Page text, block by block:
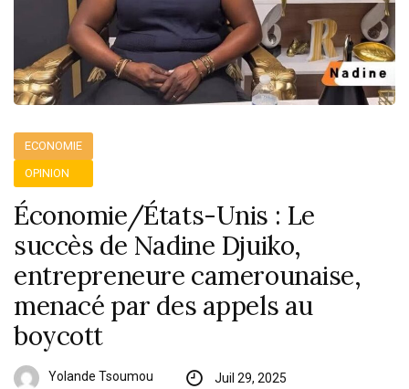
ECONOMIE
OPINION
Économie/États-Unis : Le
succès de Nadine Djuiko,
entrepreneure camerounaise,
menacé par des appels au
boycott
Yolande Tsoumou Juil 29, 2025